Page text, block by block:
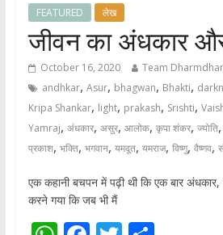
FEATURED लेख
जीवन का अंधकार
October 16, 2020 Team
andhkar, Asur, bhagwan, Bhakti,
Kripa Shankar, light, prakash, Srishti,
Yamraj, अंधकार, असुर, आलोक, कृपा शंकर, ज्योति,
प्रकाश, भक्ति, भगवान, यमदूत, यमराज, विष्णु, वैष्णव,
एक कहानी बचपन में पढ़ी थी कि एक बार
करने गया कि जब भी मैं